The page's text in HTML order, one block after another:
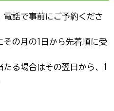
電話で事前にご予約くださ
その月の1日から先着順に受
る場合はその翌日から、1